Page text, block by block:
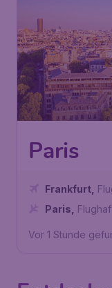
Paris
Frankfurt
Paris
Vor 1 Stunde